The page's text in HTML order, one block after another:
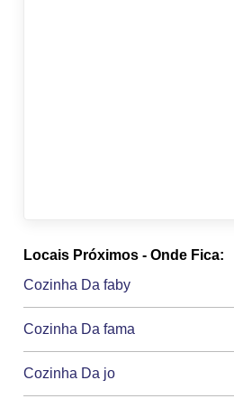
Locais Próximos - Onde Fica:
Cozinha Da faby
Cozinha Da fama
Cozinha Da jo